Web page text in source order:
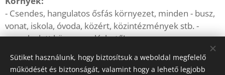
- Csendes, hangulatos ősfás környezet, minden - busz,
vonat, iskola, óvoda, közért, közintézmények stb. -
percek alatt könnyen elérhető!
Sütiket használunk, hogy biztosítsuk a weboldal megfelelő
működését és biztonságát, valamint hogy a lehető legjobb